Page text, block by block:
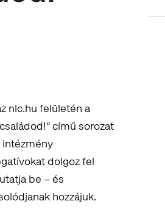
nlc.hu felületén a
című sorozat
intézmény
dolgoz fel
be – és
hozzájuk.